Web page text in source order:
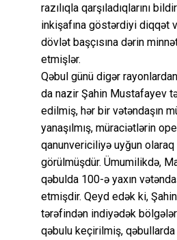
razılıqla qarşıladıqlarını
inkişafına göstərdiyi diqqət
dövlət başçısına dərin
etmişlər.
Qəbul günü digər
da nazir Şahin Mustafayev
edilmiş, hər bir vətəndaşın
yanaşılmış, müraciətlərin
qanunvericiliyə uyğun
görülmüşdür. Ümumilikdə,
qəbulda 100-ə yaxın
etmişdir. Qeyd edək ki,
tərəfindən indiyədək
qəbulu keçirilmiş,